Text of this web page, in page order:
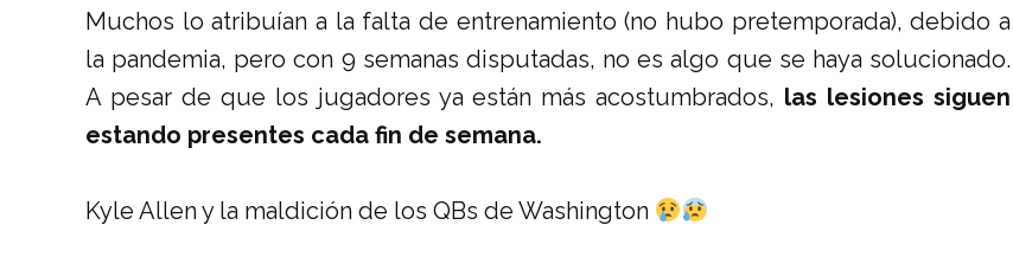
Muchos lo atribuían a la falta de entrenamiento (no hubo pretemporada), debido a
la pandemia, pero con 9 semanas disputadas, no es algo que se haya solucionado.
A pesar de que los jugadores ya están más acostumbrados, las lesiones siguen
estando presentes cada fin de semana.
Kyle Allen y la maldición de los QBs de Washington